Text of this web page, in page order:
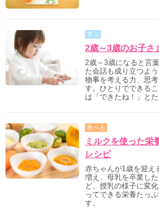
学ぶ
2歳～3歳のお子さ
2歳～3歳になると言
た会話も成り立つよ
物事を考える力、思
す。ひとりでできる
は「できたね！」と
食べる
ミルクを使った栄
レシピ
赤ちゃんが1歳を迎え
増え、母乳を卒業し
ど、授乳の様子に変
ってできる栄養たっ
す。